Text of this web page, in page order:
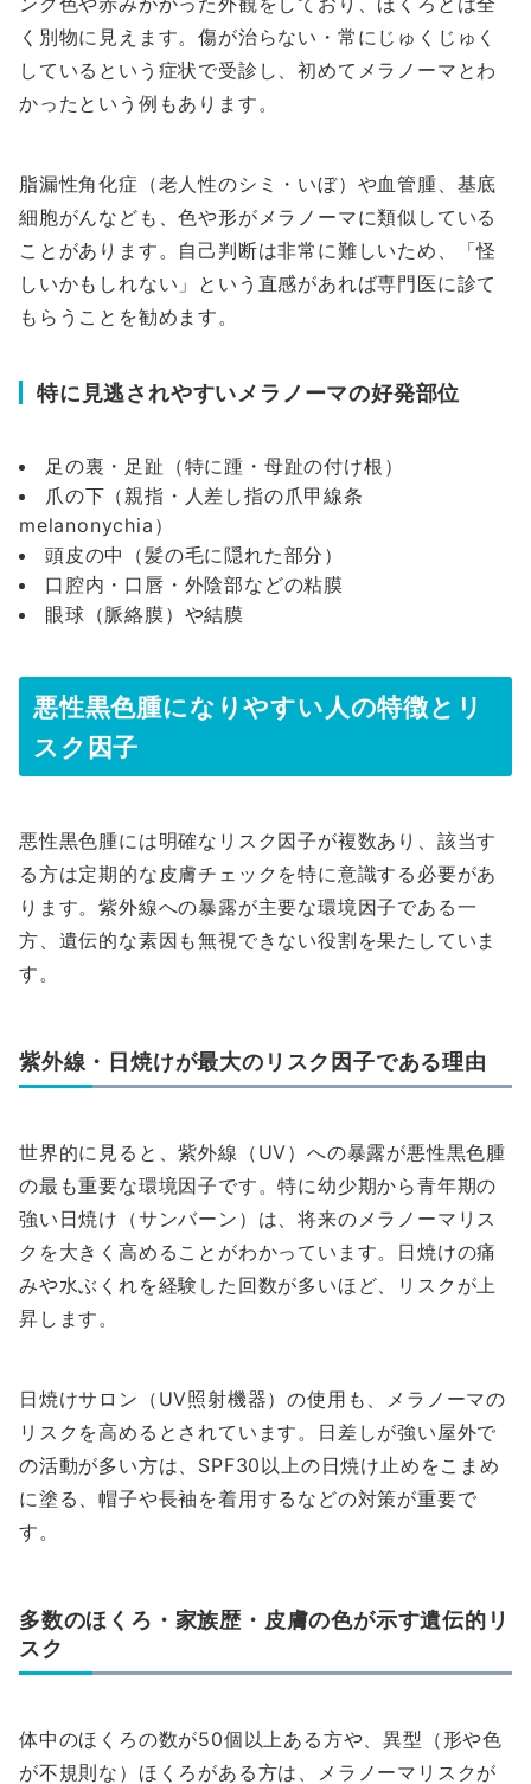
く別物に見えます。傷が治らない・常にじゅくじゅく
しているという症状で受診し、初めてメラノーマとわ
かったという例もあります。
脂漏性角化症（老人性のシミ・いぼ）や血管腫、基底
細胞がんなども、色や形がメラノーマに類似している
ことがあります。自己判断は非常に難しいため、「怪
しいかもしれない」という直感があれば専門医に診て
もらうことを勧めます。
特に見逃されやすいメラノーマの好発部位
足の裏・足趾（特に踵・母趾の付け根）
爪の下（親指・人差し指の爪甲線条
melanonychia）
頭皮の中（髪の毛に隠れた部分）
口腔内・口唇・外陰部などの粘膜
眼球（脈絡膜）や結膜
悪性黒色腫になりやすい人の特徴とリ
スク因子
悪性黒色腫には明確なリスク因子が複数あり、該当す
る方は定期的な皮膚チェックを特に意識する必要があ
ります。紫外線への暴露が主要な環境因子である一
方、遺伝的な素因も無視できない役割を果たしていま
す。
紫外線・日焼けが最大のリスク因子である理由
世界的に見ると、紫外線（UV）への暴露が悪性黒色腫
の最も重要な環境因子です。特に幼少期から青年期の
強い日焼け（サンバーン）は、将来のメラノーマリス
クを大きく高めることがわかっています。日焼けの痛
みや水ぶくれを経験した回数が多いほど、リスクが上
昇します。
日焼けサロン（UV照射機器）の使用も、メラノーマの
リスクを高めるとされています。日差しが強い屋外で
の活動が多い方は、SPF30以上の日焼け止めをこまめ
に塗る、帽子や長袖を着用するなどの対策が重要で
す。
多数のほくろ・家族歴・皮膚の色が示す遺伝的リ
スク
体中のほくろの数が50個以上ある方や、異型（形や色
が不規則な）ほくろがある方は、メラノーマリスクが